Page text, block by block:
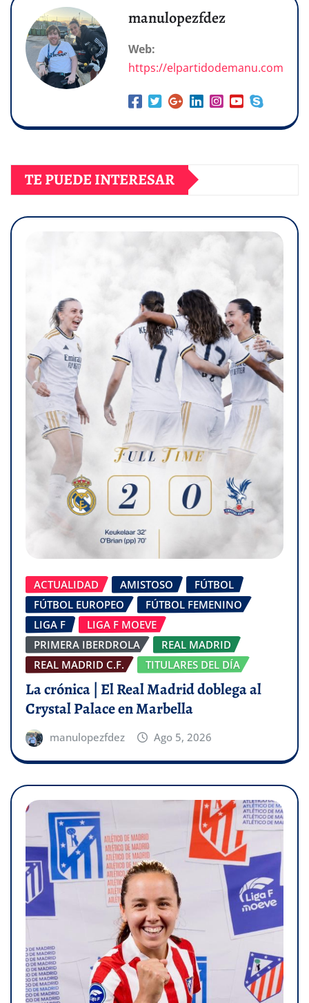
manulopezfdez
Web:
https://elpartidodemanu.com
TE PUEDE INTERESAR
ACTUALIDAD AMISTOSO
FÚTBOL
FÚTBOL EUROPEO
FÚTBOL FEMENINO
LIGA F
LIGA F MOEVE
PRIMERA IBERDROLA
REAL MADRID
REAL MADRID C.F.
TITULARES DEL DÍA
La crónica | El Real Madrid doblega al
Crystal Palace en Marbella
manulopezfdez Ago 5, 2026